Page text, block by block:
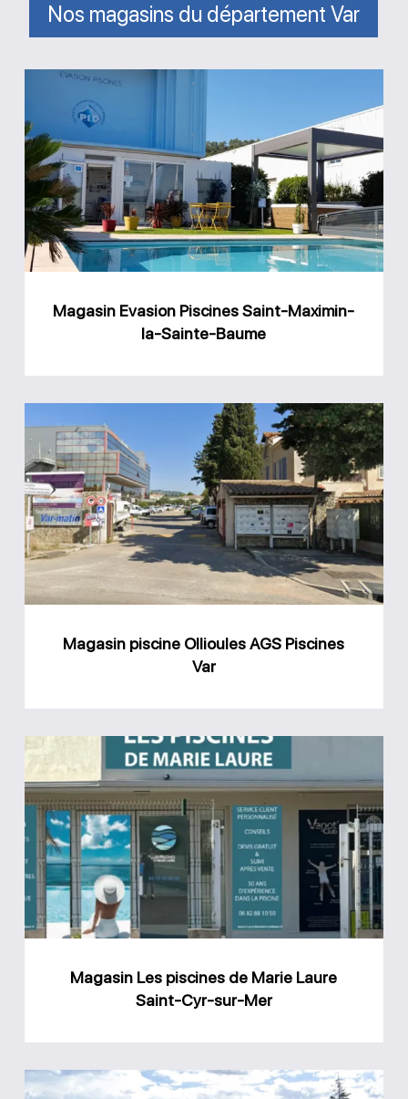
Nos magasins du département Var
Piscines
Saint-
Maximin-
la-
Sainte-
Magasin Evasion Piscines Saint-Maximin-
la-Sainte-Baume
Magasin
piscine
Ollioules
AGS
Piscines
Var
Magasin piscine Ollioules AGS Piscines
Var
Magasin
Les
piscines
de
Marie
Laure
Saint-
Magasin Les piscines de Marie Laure
Saint-Cyr-sur-Mer
Magasin